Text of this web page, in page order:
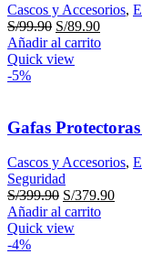
Cascos y Accesorios,
S/99.90 El
precio
original
S/89.90El
precio
Añadir al carrito
Quick view
-5%
Gafas
Cascos y Accesorios,
Seguridad
S/399.90 El
precio
original
S/379.90El
Añadir al carrito
Quick view
-4%